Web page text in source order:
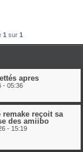
1 sur 1
apres
- 05:36
reçoit sa
des amiibo
- 15:19